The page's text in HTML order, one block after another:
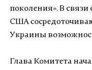
поколения». В связи
США
Украины
Глава Комитета